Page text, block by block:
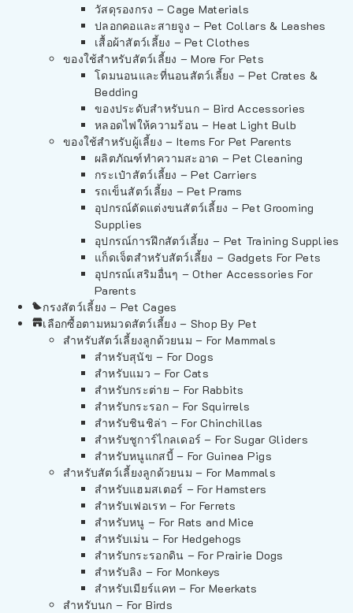
วัสดุรองกรง – Cage Materials
ปลอกคอและสายจูง – Pet Collars & Leashes
เสื้อผ้าสัตว์เลี้ยง – Pet Clothes
ของใช้สำหรับสัตว์เลี้ยง – More For Pets
โดมนอนและที่นอนสัตว์เลี้ยง – Pet Crates &
Bedding
ของประดับสำหรับนก – Bird Accessories
หลอดไฟให้ความร้อน – Heat Light Bulb
ของใช้สำหรับผู้เลี้ยง – Items For Pet Parents
ผลิตภัณฑ์ทำความสะอาด – Pet Cleaning
กระเป๋าสัตว์เลี้ยง – Pet Carriers
รถเข็นสัตว์เลี้ยง – Pet Prams
อุปกรณ์ตัดแต่งขนสัตว์เลี้ยง – Pet Grooming
Supplies
อุปกรณ์การฝึกสัตว์เลี้ยง – Pet Training Supplies
แก็ดเจ็ตสำหรับสัตว์เลี้ยง – Gadgets For Pets
อุปกรณ์เสริมอื่นๆ – Other Accessories For
Parents
กรงสัตว์เลี้ยง – Pet Cages
เลือกซื้อตามหมวดสัตว์เลี้ยง – Shop By Pet
สำหรับสัตว์เลี้ยงลูกด้วยนม – For Mammals
สำหรับสุนัข – For Dogs
สำหรับแมว – For Cats
สำหรับกระต่าย – For Rabbits
สำหรับกระรอก – For Squirrels
สำหรับชินชิล่า – For Chinchillas
สำหรับชูการ์ไกลเดอร์ – For Sugar Gliders
สำหรับหนูแกสบี้ – For Guinea Pigs
สำหรับสัตว์เลี้ยงลูกด้วยนม – For Mammals
สำหรับแฮมสเตอร์ – For Hamsters
สำหรับเฟอเรท – For Ferrets
สำหรับหนู – For Rats and Mice
สำหรับเม่น – For Hedgehogs
สำหรับกระรอกดิน – For Prairie Dogs
สำหรับลิง – For Monkeys
สำหรับเมียร์แคท – For Meerkats
สำหรับนก – For Birds